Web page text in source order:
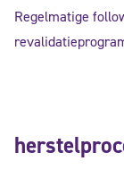
Regelmatige